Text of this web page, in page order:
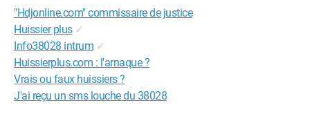
"Hdjonline.com" commissaire de justice
Huissier plus ✓
Info38028 intrum ✓
Huissierplus.com : l'arnaque ?
Vrais ou faux huissiers ?
J'ai reçu un sms louche du 38028